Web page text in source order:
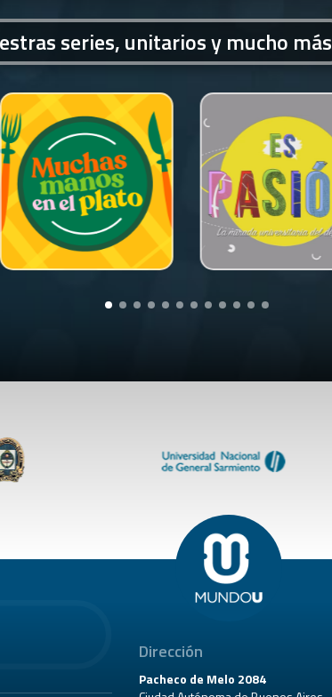
series, unitarios y mucho más
Dirección
Pacheco de Melo 2084